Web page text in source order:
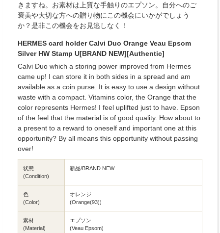
きますね。お素材は上質な手触りのエプソン。自分へのご
褒美や大切な方への贈り物にこの機会にいかがでしょう
か？是非この機会をお見逃しなく！
HERMES card holder Calvi Duo Orange Veau Epsom
Silver HW Stamp U[BRAND NEW][Authentic]
Calvi Duo which a storing power improved from Hermes
came up! I can store it in both sides in a spread and am
available as a coin purse. It is easy to use a design without
waste with a compact. Vitamins color, the Orange that the
color represents Hermes! I feel uplifted just to have. Epson
of the feel that the material is of good quality. How about to
a present to a reward to oneself and important one at this
opportunity? By all means this opportunity without passing
over!
状態
(Condition)
新品/BRAND NEW
色
(Color)
オレンジ
(Orange(93))
素材
(Material)
エプソン
(Veau Epsom)